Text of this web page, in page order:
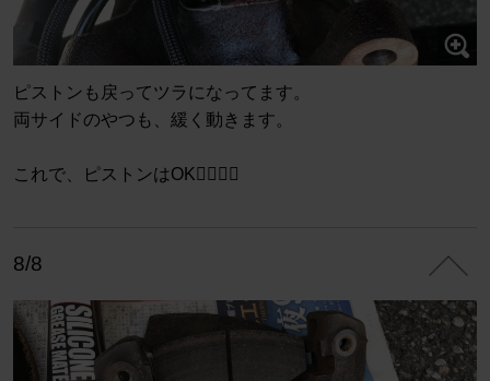
ピストンも戻ってツラになってます。
両サイドのやつも、緩く動きます。
これで、ピストンはOK🙆‍♀️🙆‍♂️
8/8